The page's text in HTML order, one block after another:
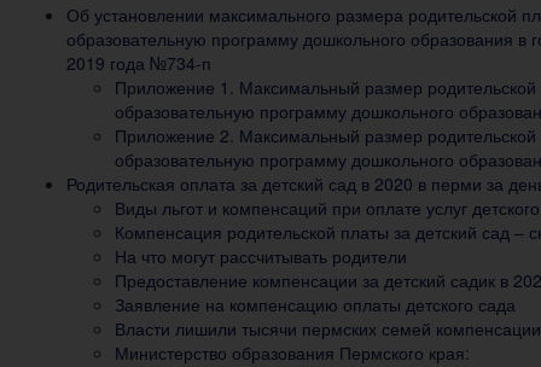
Об установлении максимального размера родительской
образовательную программу дошкольного образования в
2019 года №734-п
Приложение 1. Максимальный размер
образовательную программу дошкольного
Приложение 2. Максимальный размер
образовательную программу дошкольного
Родительская оплата за детский сад в 2020 в перми за
Виды льгот и компенсаций при оплате услуг
Компенсация родительской платы за детский сад –
На что могут рассчитывать родители
Предоставление компенсации за детский садик в
Заявление на компенсацию оплаты детского сада
Власти лишили тысячи пермских семей
Министерство образования Пермского края: